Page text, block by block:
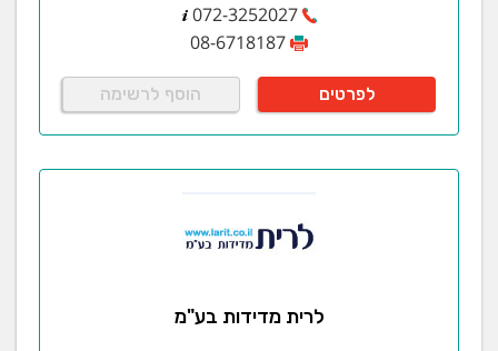
072-3252027
08-6718187
לפרטים הוסף לרשימה
לרית מדידות בע"מ